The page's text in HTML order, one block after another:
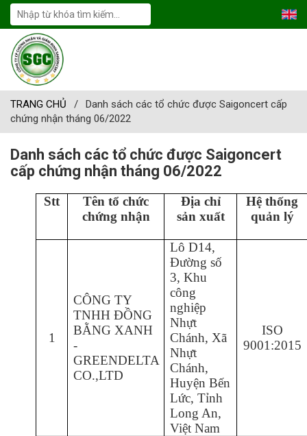
TRANG CHỦ /
Danh sách các tổ chức được Saigoncert cấp
chứng nhận tháng 06/2022
Danh sách các tổ chức được Saigoncert
cấp chứng nhận tháng 06/2022
Stt
Tên tổ chức
chứng nhận
Địa chỉ
sản xuất
Hệ thống
quản lý
1
CÔNG TY
TNHH ĐỒNG
BẰNG XANH
-
GREENDELTA
CO.,LTD
Lô D14,
Đường số
3, Khu
công
nghiệp
Nhựt
Chánh, Xã
Nhựt
Chánh,
Huyện Bến
Lức, Tỉnh
Long An,
Việt Nam
ISO
9001:2015